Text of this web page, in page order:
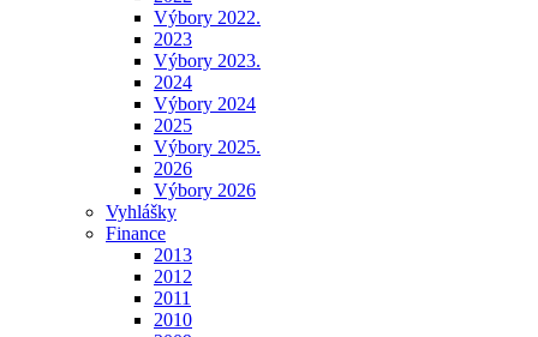
Výbory 2022.
2023
Výbory 2023.
2024
Výbory 2024
2025
Výbory 2025.
2026
Výbory 2026
Vyhlášky
Finance
2013
2012
2011
2010